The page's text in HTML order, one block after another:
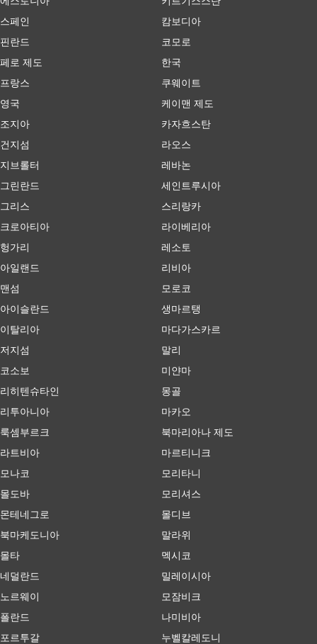
스페인
핀란드
페로 제도
프랑스
영국
조지아
건지섬
지브롤터
그린란드
그리스
크로아티아
헝가리
아일랜드
맨섬
아이슬란드
이탈리아
저지섬
코소보
리히텐슈타인
리투아니아
룩셈부르크
라트비아
모나코
몰도바
몬테네그로
북마케도니아
몰타
네덜란드
노르웨이
폴란드
포르투갈
캄보디아
코모로
한국
쿠웨이트
케이맨 제도
카자흐스탄
라오스
레바논
세인트루시아
스리랑카
라이베리아
레소토
리비아
모로코
생마르탱
마다가스카르
말리
미얀마
몽골
마카오
북마리아나 제도
마르티니크
모리타니
모리셔스
몰디브
말라위
멕시코
밀레이시아
모잠비크
나미비아
누벨칼레도니